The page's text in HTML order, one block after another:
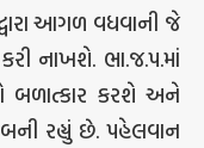
આગળ વધવાની જે
નાખશે. ભા.જ.પ.માં
બળાત્કાર કરશે અને
રહ્યું છે. પહેલવાન